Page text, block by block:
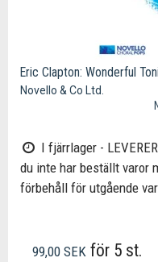
Eric Clapton: Wonderful
Novello & Co Ltd.
I fjärrlager -
du inte har beställt varor
förbehåll för utgående
99,00 SEK för 5 st.